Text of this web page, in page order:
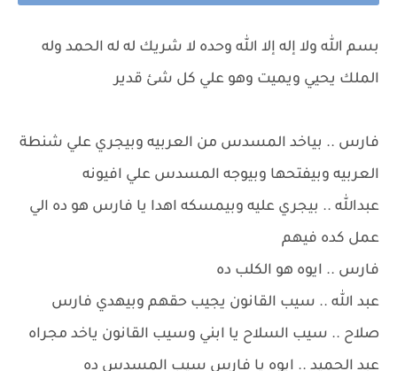
بسم الله ولا إله إلا الله وحده لا شريك له له الحمد وله
الملك يحيي ويميت وهو علي كل شئ قدير
فارس .. بياخد المسدس من العربيه وبيجري علي شنطة
العربيه وبيفتحها وبيوجه المسدس علي افيونه
عبدالله .. بيجري عليه وبيمسكه اهدا يا فارس هو ده الي
عمل كده فيهم
فارس .. ايوه هو الكلب ده
عبد الله .. سيب القانون يجيب حقهم وبيهدي فارس
صلاح .. سيب السلاح يا ابني وسيب القانون ياخد مجراه
عبد الحميد .. ايوه يا فارس سيب المسدس ده